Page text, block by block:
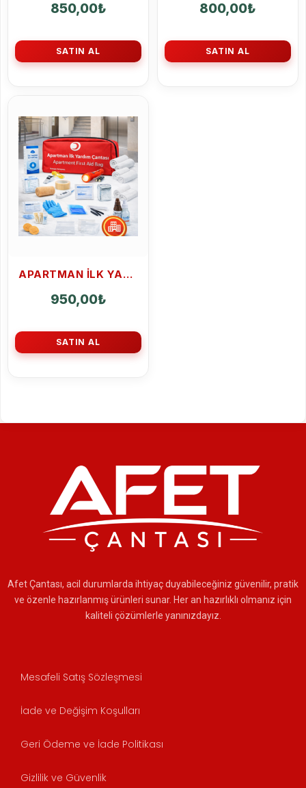
850,00₺
SATIN AL
800,00₺
SATIN AL
APARTMAN ILK YARDIM ÇANTASI 50 PARÇA
950,00₺
SATIN AL
Afet Çantası, acil durumlarda ihtiyaç duyabileceğiniz güvenilir, pratik
ve özenle hazırlanmış ürünleri sunar. Her an hazırlıklı olmanız için
kaliteli çözümlerle yanınızdayız.
Mesafeli Satış Sözleşmesi
İade ve Değişim Koşulları
Geri Ödeme ve İade Politikası
Gizlilik ve Güvenlik